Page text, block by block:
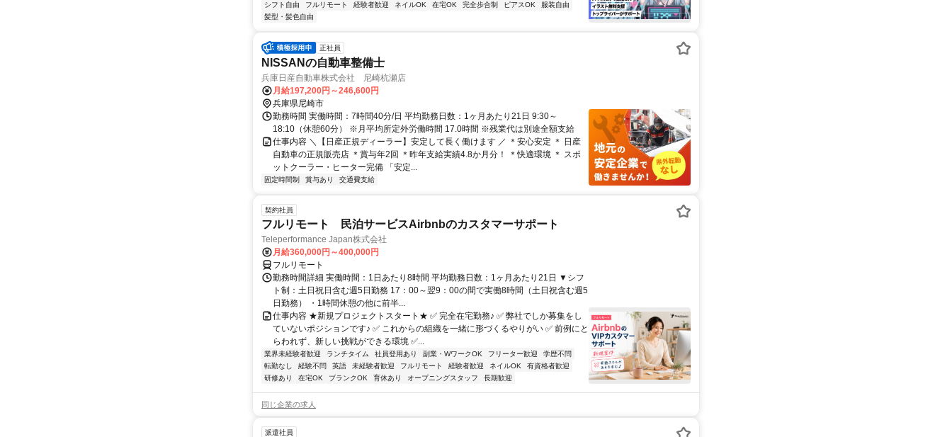
シフト自由 フルリモート 経験者歓迎 ネイルOK 在宅OK 完全歩合制 ピアスOK
服装自由
髪型・髪色自由
正社員
NISSANの自動車整備士
兵庫日産自動車株式会社 尼崎杭瀬店
月給197,200円～246,600円
兵庫県尼崎市
勤務時間 実働時間：7時間40分/日 平均勤務日数：1ヶ月あたり21日 9:30～
18:10（休憩60分） ※月平均所定外労働時間 17.0時間 ※残業代は別途全額支給
仕事内容 ＼【日産正規ディーラー】安定して長く働けます ／ ＊安心安定 ＊ 日産
自動車の正規販売店 ＊賞与年2回 ＊昨年支給実績4.8か月分！ ＊快適環境 ＊ スポ
ットクーラー・ヒーター完備 「安定...
固定時間制 賞与あり 交通費支給
契約社員
フルリモート 民泊サービスAirbnbのカスタマーサポート
Teleperformance Japan株式会社
月給360,000円～400,000円
フルリモート
勤務時間詳細 実働時間：1日あたり8時間 平均勤務日数：1ヶ月あたり21日 ▼シフ
ト制：土日祝日含む週5日勤務 17：00～翌9：00の間で実働8時間（土日祝含む週5
日勤務） ・1時間休憩の他に前半...
仕事内容 ★新規プロジェクトスタート★ ✅ 完全在宅勤務♪ ✅ 弊社でしか募集をし
ていないポジションです♪ ✅ これからの組織を一緒に形づくるやりがい ✅ 前例にと
らわれず、新しい挑戦ができる環境 ✅...
業界未経験者歓迎 ランチタイム 社員登用あり 副業・WワークOK フリーター歓迎
学歴不問
転勤なし
経験不問 英語 未経験者歓迎 フルリモート 経験者歓迎 ネイルOK
有資格者歓迎
研修あり
在宅OK ブランクOK 育休あり オープニングスタッフ 長期歓迎
同じ企業の求人
派遣社員